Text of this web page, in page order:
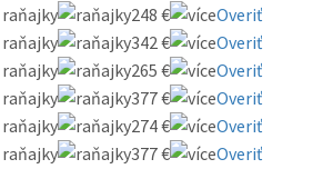
248 €
Overiť
342 €
Overiť
265 €
Overiť
377 €
Overiť
274 €
Overiť
377 €
Overiť